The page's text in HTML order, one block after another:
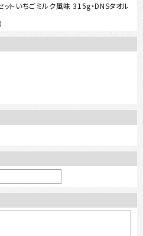
トいちごミルク風味 315g・DNSタオル